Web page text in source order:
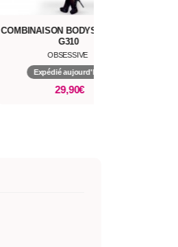
COMBINAISON BODYSTOCKING
G310
OBSESSIVE
Expédié aujourd'hui*
29,90€